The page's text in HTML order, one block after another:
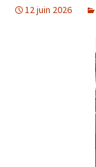
12 juin 2026